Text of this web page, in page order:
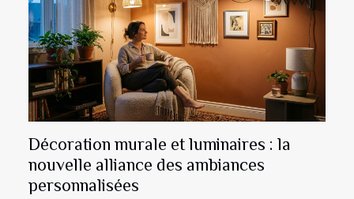
Décoration murale et luminaires : la
nouvelle alliance des ambiances
personnalisées